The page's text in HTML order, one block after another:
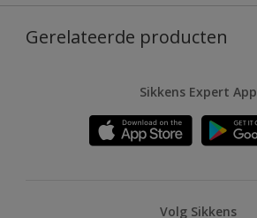
Gerelateerde producten
Sikkens Expert App
Volg Sikkens